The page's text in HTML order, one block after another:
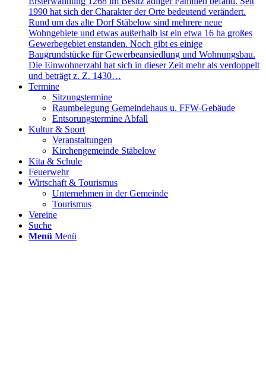
1990 hat sich der Charakter der Orte bedeutend verändert.
Rund um das alte Dorf Stäbelow sind mehrere neue
Wohngebiete und etwas außerhalb ist ein etwa 16 ha großes
Gewerbegebiet enstanden. Noch gibt es einige
Baugrundstücke für Gewerbeansiedlung und Wohnungsbau.
Die Einwohnerzahl hat sich in dieser Zeit mehr als verdoppelt
und beträgt z. Z. 1430…
Termine
Sitzungstermine
Raumbelegung Gemeindehaus u. FFW-Gebäude
Entsorungstermine Abfall
Kultur & Sport
Veranstaltungen
Kirchengemeinde Stäbelow
Kita & Schule
Feuerwehr
Wirtschaft & Tourismus
Unternehmen in der Gemeinde
Tourismus
Vereine
Suche
Menü Menü